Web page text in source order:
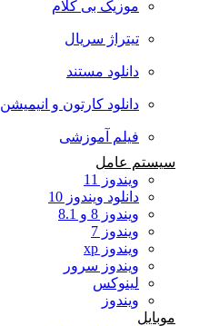
موزیک بی کلام
تیتراژ سریال
دانلود مستند
دانلود کارتون و انیمیشن
فیلم آموزشی
سیستم عامل
ویندوز 11
دانلود ویندوز 10
ویندوز 8 و 8.1
ویندوز 7
ویندوز xp
ویندوز سرور
لینوکس
ویندوز
موبایل